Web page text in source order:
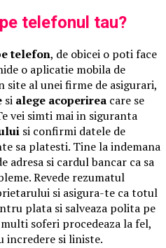
telefonul tau?
telefon, de obicei o poti face
o aplicatie mobila de
site al unei firme de asigurari,
si alege acoperirea care se
vei simti mai in siguranta
si confirmi datele de
sa platesti. Tine la indemana
adresa si cardul bancar ca sa
Revede rezumatul
si asigura-te ca totul
plata si salveaza polita pe
soferi procedeaza la fel,
incredere si liniste.